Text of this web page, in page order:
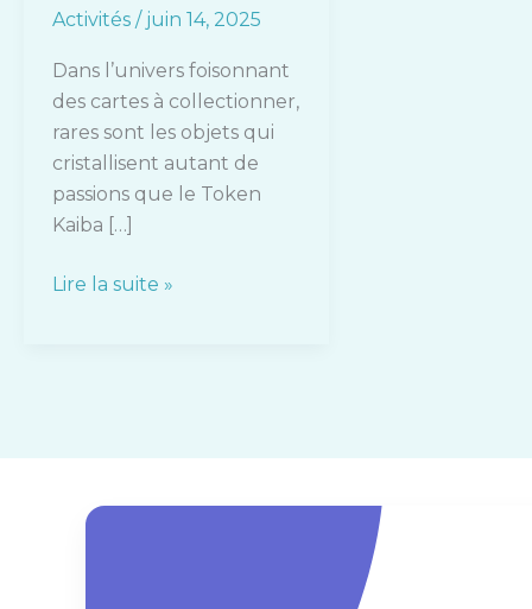
Activités / juin 14, 2025
Dans l’univers foisonnant
des cartes à collectionner,
rares sont les objets qui
cristallisent autant de
passions que le Token
Kaiba […]
Lire la suite »